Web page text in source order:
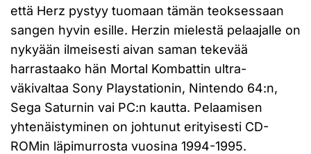
että Herz pystyy tuomaan tämän teoksessaan
sangen hyvin esille. Herzin mielestä pelaajalle on
nykyään ilmeisesti aivan saman tekevää
harrastaako hän Mortal Kombattin ultra-
väkivaltaa Sony Playstationin, Nintendo 64:n,
Sega Saturnin vai PC:n kautta. Pelaamisen
yhtenäistyminen on johtunut erityisesti CD-
ROMin läpimurrosta vuosina 1994-1995.